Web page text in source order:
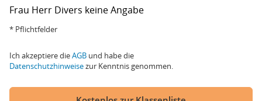
Frau Herr Divers keine Angabe
* Pflichtfelder
Ich akzeptiere dieAGB und habe die
Datenschutzhinweisezur Kenntnis genommen.